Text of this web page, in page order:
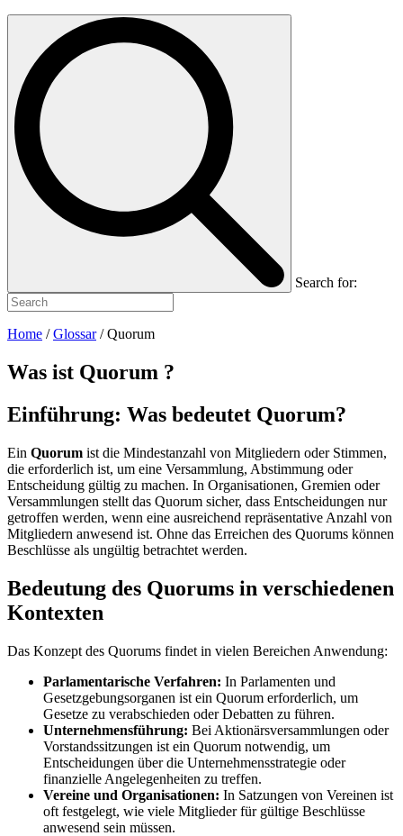
Search for:
Home /Glossar/Quorum
Was ist Quorum ?
Einführung: Was bedeutet Quorum?
Ein Quorum ist die Mindestanzahl von Mitgliedern oder Stimmen,
die erforderlich ist, um eine Versammlung, Abstimmung oder
Entscheidung gültig zu machen. In Organisationen, Gremien oder
Versammlungen stellt das Quorum sicher, dass Entscheidungen nur
getroffen werden, wenn eine ausreichend repräsentative Anzahl von
Mitgliedern anwesend ist. Ohne das Erreichen des Quorums können
Beschlüsse als ungültig betrachtet werden.
Bedeutung des Quorums in verschiedenen
Kontexten
Das Konzept des Quorums findet in vielen Bereichen Anwendung:
Parlamentarische Verfahren: In Parlamenten und
Gesetzgebungsorganen ist ein Quorum erforderlich, um
Gesetze zu verabschieden oder Debatten zu führen.
Unternehmensführung: Bei Aktionärsversammlungen oder
Vorstandssitzungen ist ein Quorum notwendig, um
Entscheidungen über die Unternehmensstrategie oder
finanzielle Angelegenheiten zu treffen.
Vereine und Organisationen: In Satzungen von Vereinen ist
oft festgelegt, wie viele Mitglieder für gültige Beschlüsse
anwesend sein müssen.